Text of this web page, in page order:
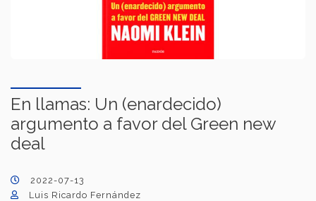
En llamas: Un (enardecido)
argumento a favor del Green new
deal
2022-07-13
Luis Ricardo Fernández